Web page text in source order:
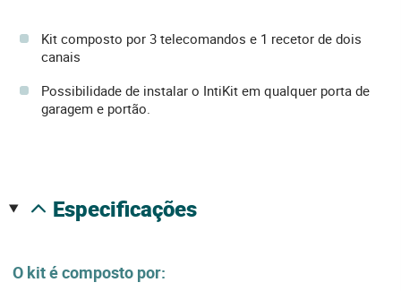
Kit composto por 3 telecomandos e 1 recetor de dois
canais
Possibilidade de instalar o IntiKit em qualquer porta de
garagem e portão.
especificações
O kit é composto por: